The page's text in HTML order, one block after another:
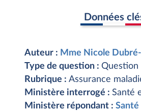
Données
Auteur : Mme Nicole
Type de question : Question
Rubrique : Assurance
Ministère interrogé : Santé
Ministère répondant :